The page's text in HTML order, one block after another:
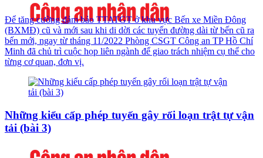
Để tăng cường đảm bảo TTATGT ở khu vực Bến xe Miền Đông
(BXMĐ) cũ và mới sau khi di dời các tuyến đường dài từ bến cũ ra
bến mới, ngay từ tháng 11/2022 Phòng CSGT Công an TP Hồ Chí
Minh đã chủ trì cuộc họp liên ngành để giao trách nhiệm cụ thể cho
từng cơ quan, đơn vị.
Những kiểu cấp phép tuyến gây rối loạn trật tự vận
tải (bài 3)